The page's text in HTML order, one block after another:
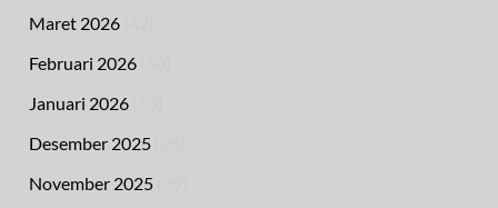
Maret 2026
Februari 2026
Januari 2026
Desember 2025
November 2025